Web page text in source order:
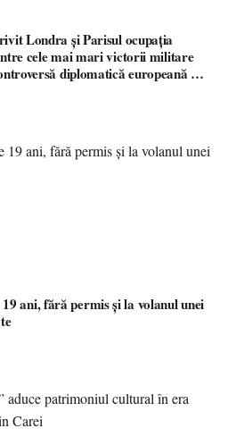
Londra și Parisul ocupația
cele mai mari victorii militare
diplomatică europeană (
ani, fără permis și la volanul unei